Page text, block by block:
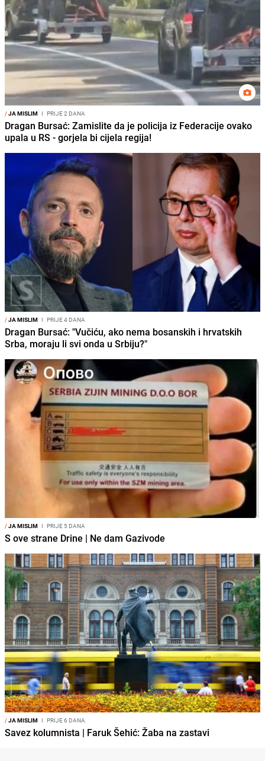
/JA MISLIM I PRIJE 2 DANA
Dragan Bursać: Zamislite da je policija iz Federacije ovako
upala u RS - gorjela bi cijela regija!
/JA MISLIM I PRIJE 4 DANA
Dragan Bursać: "Vučiću, ako nema bosanskih i hrvatskih
Srba, moraju li svi onda u Srbiju?"
/JA MISLIM I PRIJE 5 DANA
S ove strane Drine | Ne dam Gazivode
/JA MISLIM I PRIJE 6 DANA
Savez kolumnista | Faruk Šehić: Žaba na zastavi